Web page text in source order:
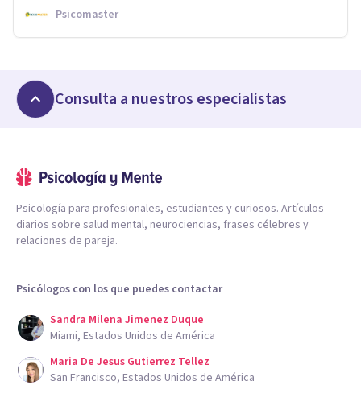
Psicomaster
Consulta a nuestros especialistas
Psicología para profesionales, estudiantes y curiosos. Artículos
diarios sobre salud mental, neurociencias, frases célebres y
relaciones de pareja.
Psicólogos con los que puedes contactar
Sandra Milena Jimenez Duque
Miami, Estados Unidos de América
Maria De Jesus Gutierrez Tellez
San Francisco, Estados Unidos de América